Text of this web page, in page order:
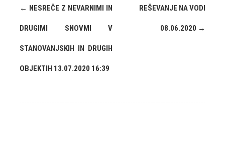
← NESREČE Z NEVARNIMI IN
DRUGIMI SNOVMI V
STANOVANJSKIH IN DRUGIH
OBJEKTIH 13.07.2020 16:39
REŠEVANJE NA VODI
08.06.2020 →